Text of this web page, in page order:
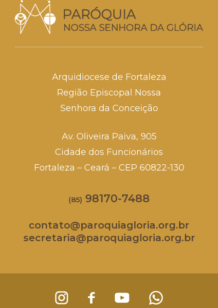
Arquidiocese de Fortaleza
Região Episcopal Nossa
Senhora da Conceição
Av. Oliveira Paiva, 905
Cidade dos Funcionários
Fortaleza – Ceará – CEP 60822-130
(85) 98170-7488
contato@paroquiagloria.org.br
secretaria@paroquiagloria.org.br